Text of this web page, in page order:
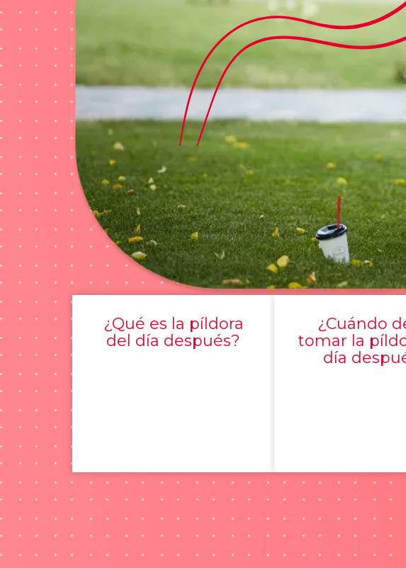
¿Qué es la píldora
del día después?
¿Cuándo
tomar la
día